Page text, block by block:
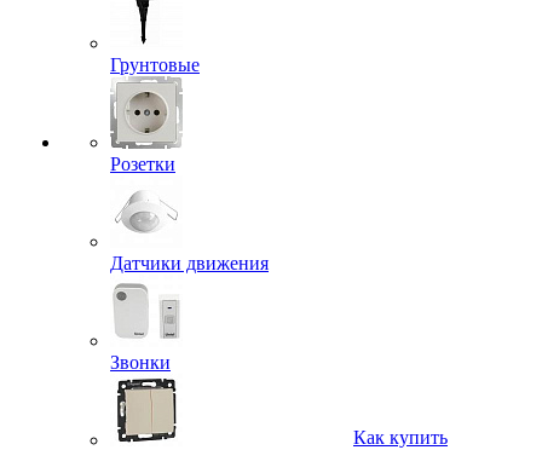
Грунтовые
Розетки
Датчики движения
Звонки
Как купить